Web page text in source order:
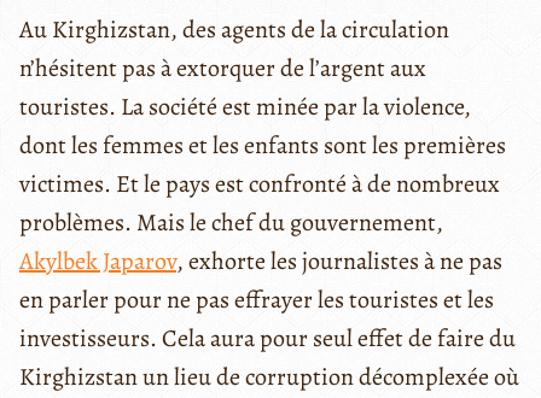
Au Kirghizstan, des agents de la circulation
n’hésitent pas à extorquer de l’argent aux
touristes. La société est minée par la violence,
dont les femmes et les enfants sont les premières
victimes. Et le pays est confronté à de nombreux
problèmes. Mais le chef du gouvernement,
Akylbek Japarov, exhorte les journalistes à ne pas
en parler pour ne pas effrayer les touristes et les
investisseurs. Cela aura pour seul effet de faire du
Kirghizstan un lieu de corruption décomplexée où